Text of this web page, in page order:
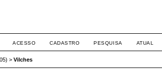
ACESSO CADASTRO PESQUISA ATUAL
>Vilches